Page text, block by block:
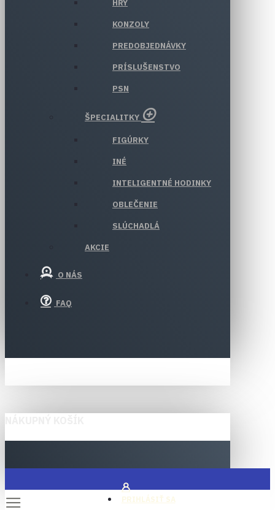
HRY
KONZOLY
PREDOBJEDNÁVKY
PRÍSLUŠENSTVO
PSN
ŠPECIALITKY
FIGÚRKY
INÉ
INTELIGENTNÉ HODINKY
OBLEČENIE
SLÚCHADLÁ
AKCIE
O NÁS
FAQ
PRIHLÁSIŤ SA